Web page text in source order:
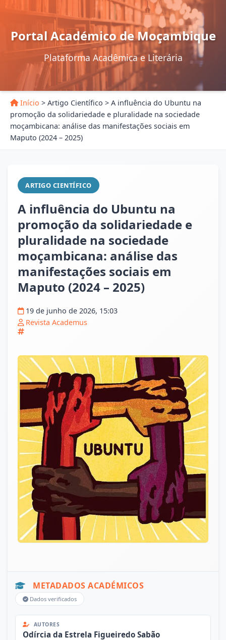
Portal Académico de Moçambique
Plataforma Acadêmica e Literária
Início > Artigo Científico > A influência do Ubuntu na
promoção da solidariedade e pluralidade na sociedade
moçambicana: análise das manifestações sociais em
Maputo (2024 – 2025)
ARTIGO CIENTÍFICO
A influência do Ubuntu na
promoção da solidariedade e
pluralidade na sociedade
moçambicana: análise das
manifestações sociais em
Maputo (2024 – 2025)
19 de junho de 2026, 15:03
Revista Academus
METADADOS ACADÉMICOS
Dados verificados
AUTORES
Odírcia da Estrela Figueiredo Sabão